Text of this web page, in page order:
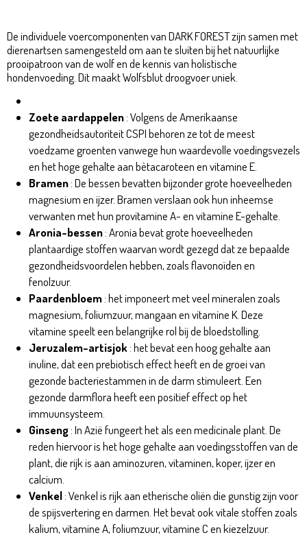
De individuele voercomponenten van DARK FOREST zijn samen met
dierenartsen samengesteld om aan te sluiten bij het natuurlijke
prooipatroon van de wolf en de kennis van holistische
hondenvoeding. Dit maakt Wolfsblut droogvoer uniek.
Zoete aardappelen: Volgens de Amerikaanse
gezondheidsautoriteit CSPI behoren ze tot de meest
voedzame groenten vanwege hun waardevolle voedingsvezels
en het hoge gehalte aan bètacaroteen en vitamine E.
Bramen: De bessen bevatten bijzonder grote hoeveelheden
magnesium en ijzer. Bramen verslaan ook hun inheemse
verwanten met hun provitamine A- en vitamine E-gehalte.
Aronia-bessen: Aronia bevat grote hoeveelheden
plantaardige stoffen waarvan wordt gezegd dat ze bepaalde
gezondheidsvoordelen hebben, zoals flavonoïden en
fenolzuur.
Paardenbloem: het imponeert met veel mineralen zoals
magnesium, foliumzuur, mangaan en vitamine K. Deze
vitamine speelt een belangrijke rol bij de bloedstolling.
Jeruzalem-artisjok: het bevat een hoog gehalte aan
inuline, dat een prebiotisch effect heeft en de groei van
gezonde bacteriestammen in de darm stimuleert. Een
gezonde darmflora heeft een positief effect op het
immuunsysteem.
Ginseng: In Azië fungeert het als een medicinale plant. De
reden hiervoor is het hoge gehalte aan voedingsstoffen van de
plant, die rijk is aan aminozuren, vitaminen, koper, ijzer en
calcium.
Venkel: Venkel is rijk aan etherische oliën die gunstig zijn voor
de spijsvertering en darmen. Het bevat ook vitale stoffen zoals
kalium, vitamine A, foliumzuur, vitamine C en kiezelzuur.